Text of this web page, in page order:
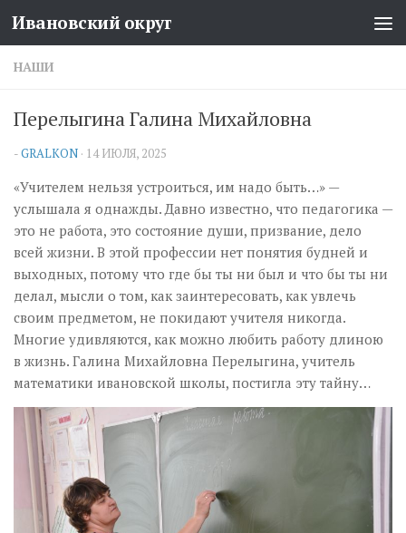
Перейти к содержимому
Ивановский округ
НАШИ
Перелыгина Галина Михайловна
-GRALKON · 14 ИЮЛЯ, 2025
«Учителем нельзя устроиться, им надо быть…» —
услышала я однажды. Давно известно, что педагогика —
это не работа, это состояние души, призвание, дело
всей жизни. В этой профессии нет понятия будней и
выходных, потому что где бы ты ни был и что бы ты ни
делал, мысли о том, как заинтересовать, как увлечь
своим предметом, не покидают учителя никогда.
Многие удивляются, как можно любить работу длиною
в жизнь. Галина Михайловна Перелыгина, учитель
математики ивановской школы, постигла эту тайну…